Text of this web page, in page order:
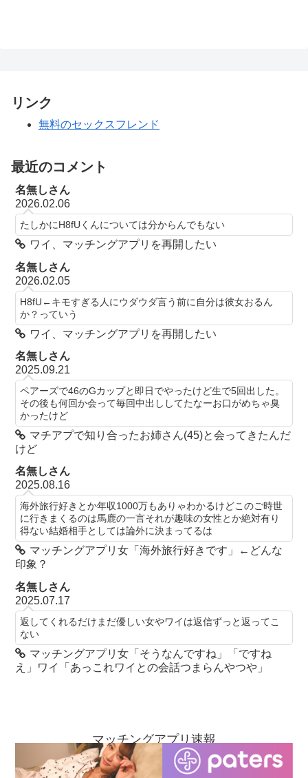
リンク
無料のセックスフレンド
最近のコメント
名無しさん
2026.02.06
たしかにH8fUくんについては分からんでもない
ワイ、マッチングアプリを再開したい
名無しさん
2026.02.05
H8fU←キモすぎる人にウダウダ言う前に自分は彼女おるん
か？っていう
ワイ、マッチングアプリを再開したい
名無しさん
2025.09.21
ペアーズで46のGカップと即日でやったけど生で5回出した。
その後も何回か会って毎回中出ししてたなーお口がめちゃ臭
かったけど
マチアプで知り合ったお姉さん(45)と会ってきたんだ
けど
名無しさん
2025.08.16
海外旅行好きとか年収1000万もありゃわかるけどこのご時世
に行きまくるのは馬鹿の一言それが趣味の女性とか絶対有り
得ない結婚相手としては論外に決まってるは
マッチングアプリ女「海外旅行好きです」←どんな
印象？
名無しさん
2025.07.17
返してくれるだけまだ優しい女やワイは返信ずっと返ってこ
ない
マッチングアプリ女「そうなんですね」「ですね
え」ワイ「あっこれワイとの会話つまらんやつや」
マッチングアプリ速報
お問い合わせ 当ブログについて